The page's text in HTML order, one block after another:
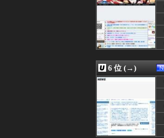
08/06 10:39
08/06 10:38
08/06 10:38
08/06 10:37
08/06 10:35
08/06 10:35
08/06 10:35
08/06 10:34
08/06 10:32
08/06 10:31
08/06 10:31
08/06 10:31
08/06 10:31
6 位 (→)